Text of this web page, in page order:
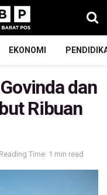
EKONOMI
dan
Ribuan
Reading Time: 1 min read